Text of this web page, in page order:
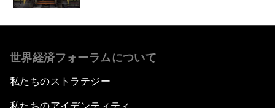
世界経済フォーラムについて
私たちのストラテジー